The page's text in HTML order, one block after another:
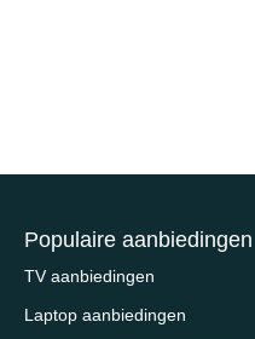
Populaire aanbiedingen
TV aanbiedingen
Laptop aanbiedingen